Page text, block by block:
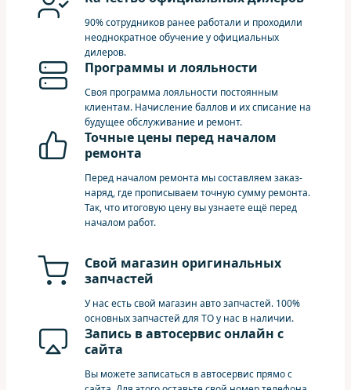
90% сотрудников ранее работали и проходили
неоднократное обучение у официальных
дилеров.
Программы и лояльности
Своя программа лояльности постоянным
клиентам. Начисление баллов и их списание на
будущее обслуживание и ремонт.
Точные цены перед началом
ремонта
Перед началом ремонта мы составляем заказ-
наряд, где прописываем точную сумму ремонта.
Так, что итоговую цену вы узнаете ещё перед
началом работ.
Свой магазин оригинальных
запчастей
У нас есть свой магазин авто запчастей. 100%
основных запчастей для ТО у нас в наличии.
Запись в автосервис онлайн с
сайта
Вы можете записаться в автосервис прямо с